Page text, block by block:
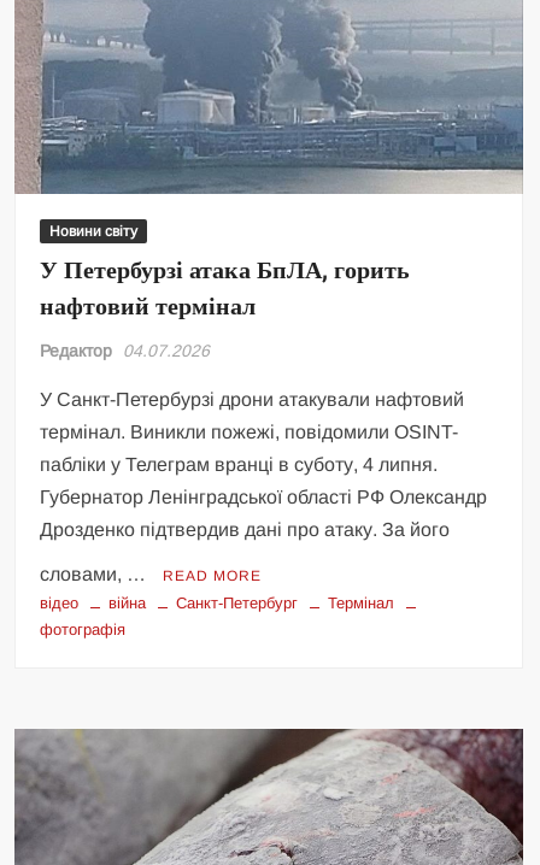
Новини світу
У Петербурзі атака БпЛА, горить
нафтовий термінал
Редактор 04.07.2026
У Санкт-Петербурзі дрони атакували нафтовий
термінал. Виникли пожежі, повідомили OSINT-
пабліки у Телеграм вранці в суботу, 4 липня.
Губернатор Ленінградської області РФ Олександр
Дрозденко підтвердив дані про атаку. За його
словами, … READ MORE
відео війна Санкт-Петербург
Термінал
фотографія